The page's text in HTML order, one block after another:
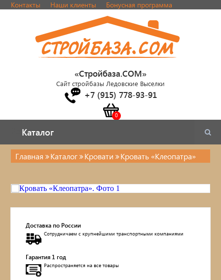
Контакты Наши клиенты Бонусная программа
«Стройбаза.COM»
Сайт стройбазы Ледовские Выселки
+7 (915) 778-93-91
Каталог
Каталог
Стулья, табуреты
Обувницы
Комоды, тумбы
Главная Каталог Кровати Кровать «Клеопатра»
Доставка по России
Сотрудничаем с крупнейшими транспортными компаниями
Гарантия 1 год
Распространяется на все товары